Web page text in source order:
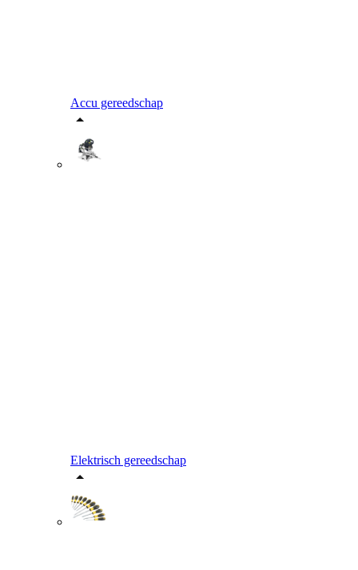
Accu gereedschap
Elektrisch gereedschap